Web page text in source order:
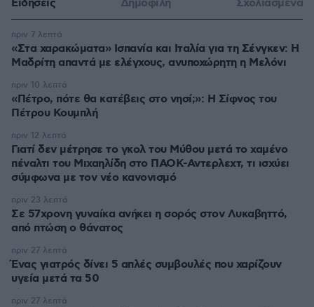
Ειδήσεις Δημοφιλή Σχολιασμένα
«Στα χαρακώματα» Ισπανία και Ιταλία για τη Σένγκεν: Η
Μαδρίτη απαντά με ελέγχους, ανυποχώρητη η Μελόνι
πριν 7 λεπτά
«Πέτρο, πότε θα κατέβεις στο νησί;»: Η Σίφνος του
Πέτρου Κουμπλή
πριν 10 λεπτά
Γιατί δεν μέτρησε το γκολ του Μύθου μετά το χαμένο
πέναλτι του Μιχαηλίδη στο ΠΑΟΚ-Αντερλεχτ, τι ισχύει
σύμφωνα με τον νέο κανονισμό
πριν 12 λεπτά
Σε 57χρονη γυναίκα ανήκει η σορός στον Λυκαβηττό,
από πτώση ο θάνατος
πριν 23 λεπτά
Ένας γιατρός δίνει 5 απλές συμβουλές που χαρίζουν
υγεία μετά τα 50
πριν 27 λεπτά
πριν 27 λεπτά